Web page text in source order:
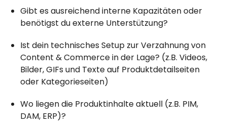
Gibt es ausreichend interne Kapazitäten oder
benötigst du externe Unterstützung?
Ist dein technisches Setup zur Verzahnung von
Content & Commerce in der Lage? (z.B. Videos,
Bilder, GIFs und Texte auf Produktdetailseiten
oder Kategorieseiten)
Wo liegen die Produktinhalte aktuell (z.B. PIM,
DAM, ERP)?